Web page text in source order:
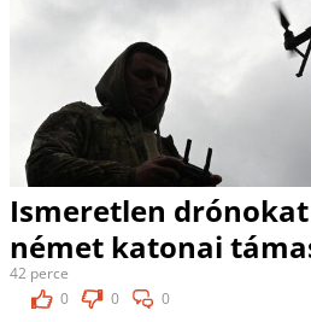
Ismeretlen
német katonai
42 perce
0
0 0